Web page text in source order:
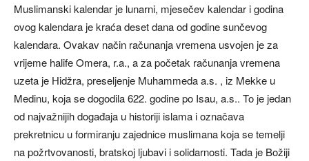
Muslimanski kalendar je lunarni, mjesečev kalendar i godina
ovog kalendara je kraća deset dana od godine sunčevog
kalendara. Ovakav način računanja vremena usvojen je za
vrijeme halife Omera, r.a., a za početak računanja vremena
uzeta je Hidžra, preseljenje Muhammeda a.s. , iz Mekke u
Medinu, koja se dogodila 622. godine po Isau, a.s.. To je jedan
od najvažnijih događaja u historiji islama i označava
prekretnicu u formiranju zajednice muslimana koja se temelji
na požrtvovanosti, bratskoj ljubavi i solidarnosti. Tada je Božiji